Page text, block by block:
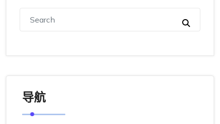
导航